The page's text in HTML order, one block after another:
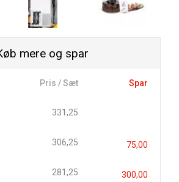
mere og spar
Pris / Sæt Spar
331,25
306,25 75,00
281,25 300,00